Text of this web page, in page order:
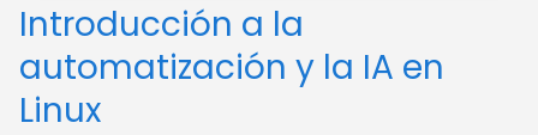
Introducción a la
automatización y la IA en
Linux